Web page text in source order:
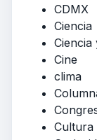
CDMX
Ciencia
Ciencia
Cine
clima
Cultura